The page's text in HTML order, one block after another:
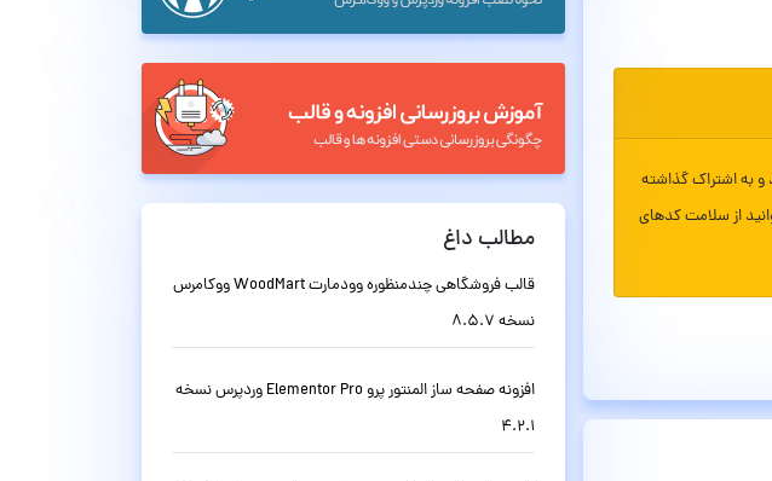
و به اشتراک گذاشته
از سلامت کدهای
مطالب داغ
قالب فروشگاهی چندمنظوره وودمارت WoodMart ووکامرس
نسخه 8.5.7
افزونه صفحه ساز المنتور پرو Elementor Pro وردپرس نسخه
4.2.1